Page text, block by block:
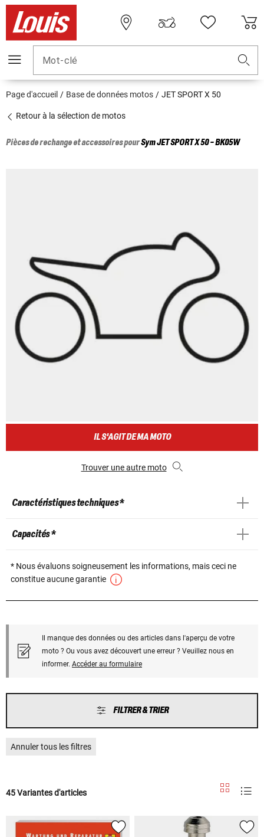
Mot-clé
Page d'accueil Base de données motos JET SPORT X 50
Retour à la sélection de motos
Pièces de rechange et accessoires pourSymJET SPORT X 50 - BK05W
IL S'AGIT DE MA MOTO
Trouver une autre moto
Caractéristiques techniques *
Capacités *
* Nous évaluons soigneusement les informations, mais ceci ne
constitue aucune garantie
Il manque des données ou des articles dans l'aperçu de votre
moto ? Ou vous avez découvert une erreur ? Veuillez nous en
informer. Accéder au formulaire
FILTRER & TRIER
Annuler tous les filtres
45 Variantes d'articles